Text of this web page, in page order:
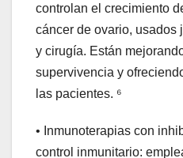
controlan el crecimiento
cáncer de ovario, usados
y cirugía. Están
supervivencia y
las pacientes. ⁶
• Inmunoterapias con
control inmunitario: